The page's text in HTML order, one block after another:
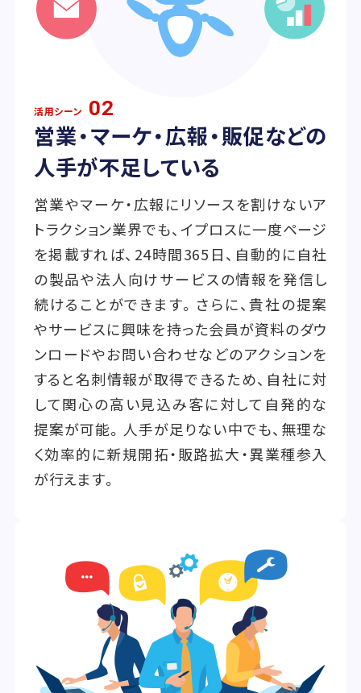
活用シーン 02
営業・マーケ・広報・販促などの
人手が不足している
営業やマーケ・広報にリソースを割けないア
トラクション業界でも、イプロスに一度ページ
を掲載すれば、24時間365日、自動的に自社
の製品や法人向けサービスの情報を発信し
続けることができます。さらに、貴社の提案
やサービスに興味を持った会員が資料のダウ
ンロードやお問い合わせなどのアクションを
すると名刺情報が取得できるため、自社に対
して関心の高い見込み客に対して自発的な
提案が可能。人手が足りない中でも、無理な
く効率的に新規開拓・販路拡大・異業種参入
が行えます。